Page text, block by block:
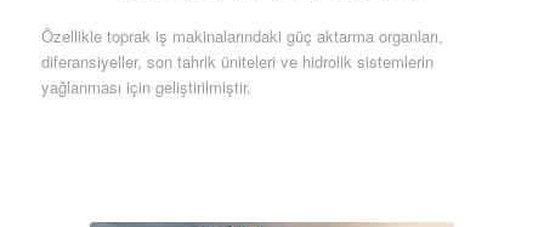
Özellikle toprak iş makinalarındaki güç aktarma organları,
diferansiyeller, son tahrik üniteleri ve hidrolik sistemlerin
yağlanması için geliştirilmiştir.